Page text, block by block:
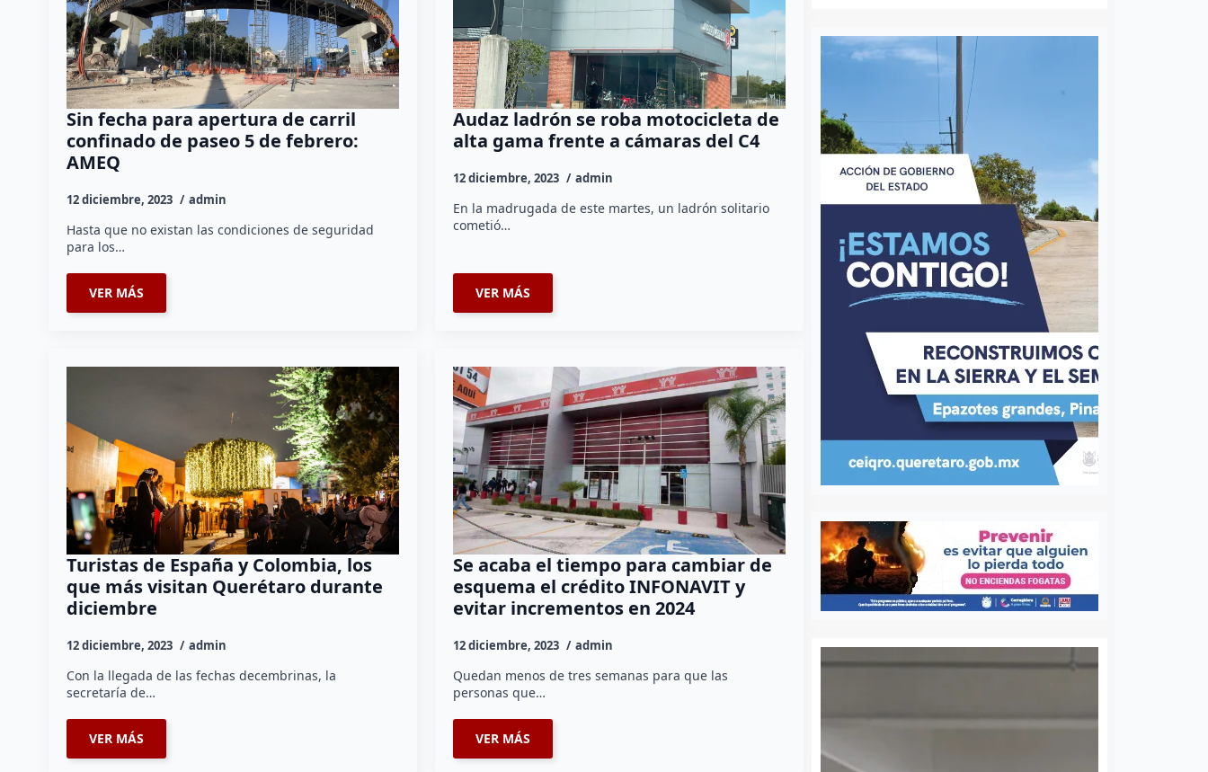
Sin fecha para apertura de carril
confinado de paseo 5 de febrero:
AMEQ
12 diciembre, 2023 admin
Hasta que no existan las condiciones de seguridad
para los…
VER MÁS
Audaz ladrón se roba motocicleta de
alta gama frente a cámaras del C4
12 diciembre, 2023 admin
En la madrugada de este martes, un ladrón solitario
cometió…
VER MÁS
Turistas de España y Colombia, los
que más visitan Querétaro durante
diciembre
12 diciembre, 2023 admin
Con la llegada de las fechas decembrinas, la
secretaría de…
VER MÁS
Se acaba el tiempo para cambiar de
esquema el crédito INFONAVIT y
evitar incrementos en 2024
12 diciembre, 2023 admin
Quedan menos de tres semanas para que las
personas que…
VER MÁS